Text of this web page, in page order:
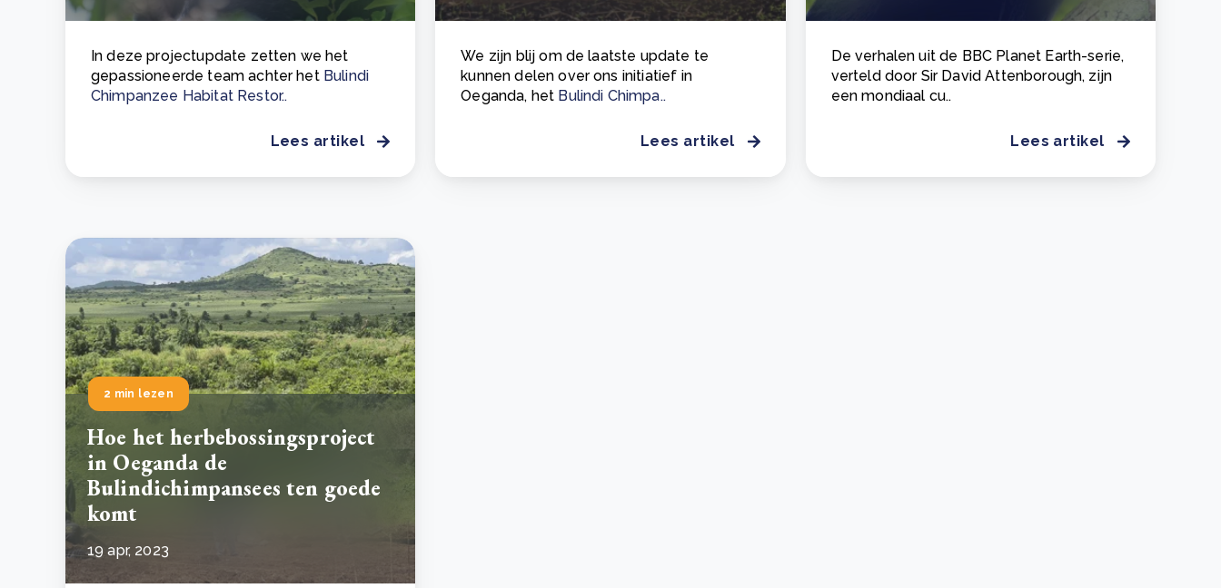
In deze projectupdate zetten we het
gepassioneerde team achter het Bulindi
Chimpanzee Habitat Restor..
Lees artikel
We zijn blij om de laatste update te
kunnen delen over ons initiatief in
Oeganda, het Bulindi Chimpa..
Lees artikel
De verhalen uit de BBC Planet Earth-serie,
verteld door Sir David Attenborough, zijn
een mondiaal cu..
Lees artikel
2 min lezen
Hoe het herbebossingsproject
in Oeganda de
Bulindichimpansees ten goede
komt
19 apr, 2023